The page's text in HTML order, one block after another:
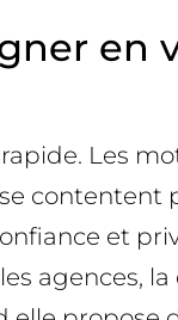
en
Les
et
agences,